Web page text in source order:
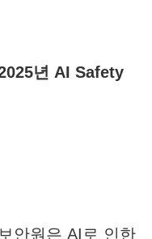
년 AI Safety
안원은 AI로 인한